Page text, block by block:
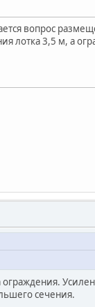
вопрос
лотка 3,5 м, а
сечения.